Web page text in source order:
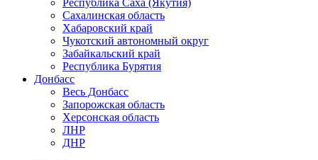
Республика Саха (Якутия)
Сахалинская область
Хабаровский край
Чукотский автономный округ
Забайкальский край
Республика Бурятия
Донбасс
Весь Донбасс
Запорожская область
Херсонская область
ЛНР
ДНР